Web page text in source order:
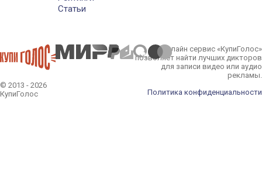
Статьи
© 2013 - 2026
КупиГолос
Онлайн сервис «КупиГолос»
позволяет найти лучших дикторов
для записи видео или аудио
рекламы.
Политика конфиденциальности